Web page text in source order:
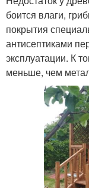
боится влаги,
покрытия
антисептиками
эксплуатации. К
меньше, чем